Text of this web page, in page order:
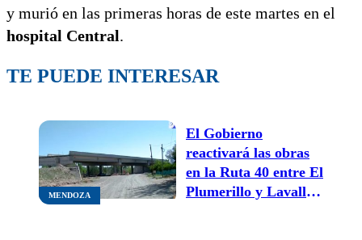
y murió en las primeras horas de este martes en el
hospital Central.
TE PUEDE INTERESAR
MENDOZA
El Gobierno
reactivará las obras
en la Ruta 40 entre El
Plumerillo y Lavalle: